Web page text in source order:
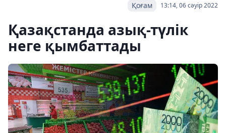
13:14, 06 сәуір 2022
Қоғам
Қазақстанда азық-түлік
неге қымбаттады